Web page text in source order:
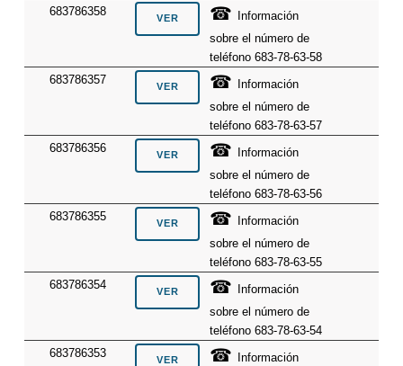
683786358
☎
Información
sobre el número de
teléfono 683-78-63-58
683786357
☎
Información
sobre el número de
teléfono 683-78-63-57
683786356
☎
Información
sobre el número de
teléfono 683-78-63-56
683786355
☎
Información
sobre el número de
teléfono 683-78-63-55
683786354
☎
Información
sobre el número de
teléfono 683-78-63-54
683786353
☎
Información